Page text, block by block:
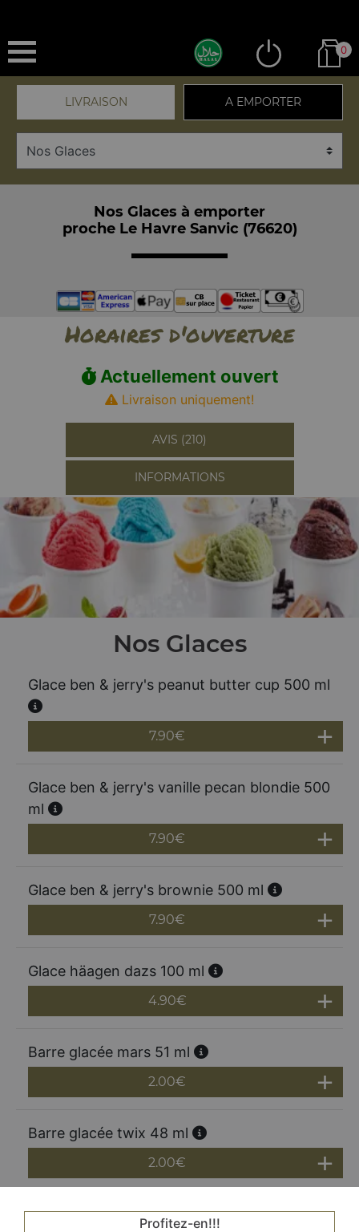
0
LIVRAISON A EMPORTER
Nos Glaces à emporter
proche Le Havre Sanvic (76620)
Horaires d'ouverture
Actuellement ouvert
Livraison uniquement!
AVIS (210)
INFORMATIONS
Nos Glaces
Glace ben & jerry's peanut butter cup 500 ml
7.90€
Glace ben & jerry's vanille pecan blondie 500
ml
7.90€
Glace ben & jerry's brownie 500 ml
7.90€
Glace häagen dazs 100 ml
4.90€
Barre glacée mars 51 ml
2.00€
Barre glacée twix 48 ml
2.00€
Barre glacée bounty 51 ml
Profitez-en!!!